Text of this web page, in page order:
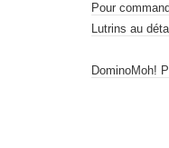
Pour
Lutrins au
DominoMoh!